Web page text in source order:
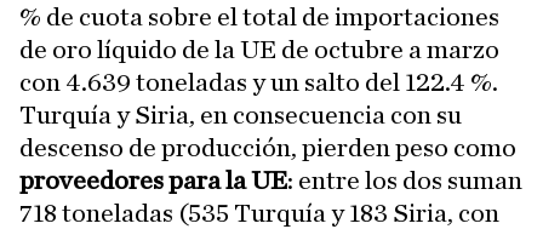
% de cuota sobre el total de importaciones
de oro líquido de la UE de octubre a marzo
con 4.639 toneladas y un salto del 122.4 %.
Turquía y Siria, en consecuencia con su
descenso de producción, pierden peso como
proveedores para la UE: entre los dos suman
718 toneladas (535 Turquía y 183 Siria, con